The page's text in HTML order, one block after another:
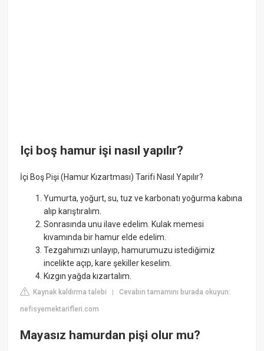
Içi boş hamur işi nasıl yapılır?
İçi Boş Pişi (Hamur Kızartması) Tarifi Nasıl Yapılır?
Yumurta, yoğurt, su, tuz ve karbonatı yoğurma kabına
alıp karıştıralım.
Sonrasında unu ilave edelim. Kulak memesi
kıvamında bir hamur elde edelim.
Tezgahımızı unlayıp, hamurumuzu istediğimiz
incelikte açıp, kare şekiller keselim.
Kızgın yağda kızartalım.
Kaynak kaldırma talebi |Cevabın tamamını burada okuyun:
nefisyemektarifleri.com
Mayasız hamurdan pişi olur mu?